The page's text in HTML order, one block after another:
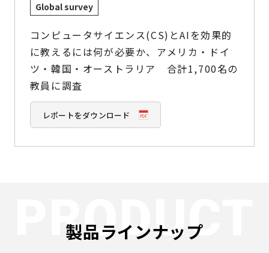
Global survey
コンピュータサイエンス(CS)とAIを効果的
に教えるには何が必要か、アメリカ・ドイ
ツ・韓国・オーストラリア 合計1,700名の
教員に調査
レポートをダウンロード
PRODUCT
製品ラインナップ